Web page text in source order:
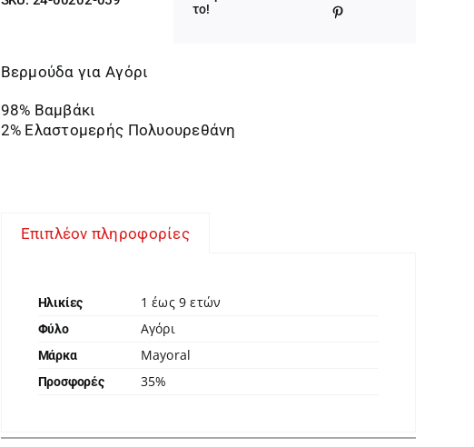
13,00 €.
το!
Βερμούδα για Αγόρι
98% Βαμβάκι
2% Ελαστομερής Πολυουρεθάνη
Επιπλέον πληροφορίες
Ηλικίες 1 έως 9 ετών
Φύλο Αγόρι
Μάρκα Mayoral
Προσφορές 35%